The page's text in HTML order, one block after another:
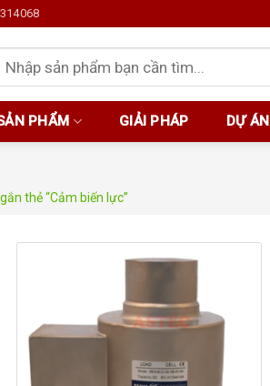
Tìm
kiếm:
PHẨM GIẢI PHÁP DỰ ÁN
thẻ “Cảm biến lực”